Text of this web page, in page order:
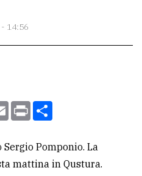
14:56
EmailPrint
Pomponio. La
mattina in Qustura.